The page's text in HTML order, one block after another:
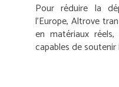
Pour réduire la
l’Europe, Altrove
en matériaux
capables de